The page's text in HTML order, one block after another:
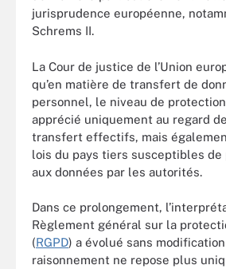
jurisprudence européenne,
Schrems II.
La Cour de justice de l’Union
qu’en matière de transfert de
personnel, le niveau de
apprécié uniquement au regard
transfert effectifs, mais
lois du pays tiers susceptibles de
aux données par les autorités.
Dans ce prolongement,
Règlement général sur la
(RGPD) a évolué sans
raisonnement ne repose plus